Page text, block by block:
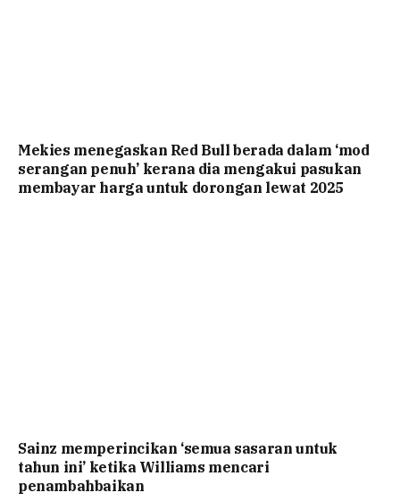
Mekies menegaskan Red Bull berada dalam ‘mod
serangan penuh’ kerana dia mengakui pasukan
membayar harga untuk dorongan lewat 2025
Sainz memperincikan ‘semua sasaran untuk
tahun ini’ ketika Williams mencari
penambahbaikan